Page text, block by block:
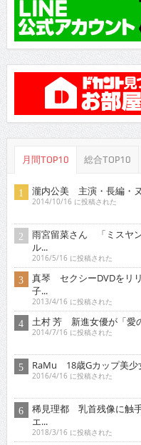
月間TOP10 総合TOP10
瀧内公美 主演・長編・
2014/10/16 に投稿された
雨宮留菜さん 「ミスヤ
ル...
2016/5/16 に投稿された
真琴 セクシーDVDをリ
子...
2013/4/16 に投稿された
土村 芳 新進女優が「愛
2014/7/16 に投稿された
RaMu 18歳Gカップ美少
2016/4/16 に投稿された
稀見理都 乳首残像に触
エ...
2018/3/16 に投稿された